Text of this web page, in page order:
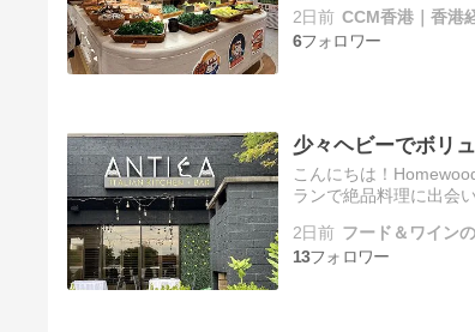
2日前 CCM香港｜香港
6
少々ヘビーでボリ
こんにちは！
ランで絶品料理に出会
2日前 フード＆ワイン
13